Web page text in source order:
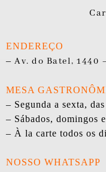
ENDEREÇO
– Av. do Batel, 1440
MESA
– Segunda a sexta,
– Sábados, domingos
– À la carte todos os
NOSSO WHATSAPP